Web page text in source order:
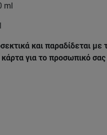
ml
και παραδίδεται με
για το προσωπικό